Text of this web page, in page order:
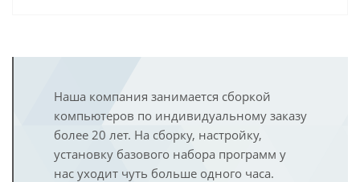
Наша компания занимается сборкой
компьютеров по индивидуальному заказу
более 20 лет. На сборку, настройку,
установку базового набора программ у
нас уходит чуть больше одного часа.